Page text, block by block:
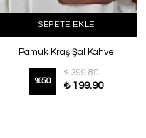
SEPETE EKLE
Pamuk Kraş Şal Kahve
%50
₺ 399.80
₺ 199.90